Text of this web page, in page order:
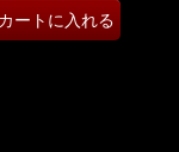
カートに入れる